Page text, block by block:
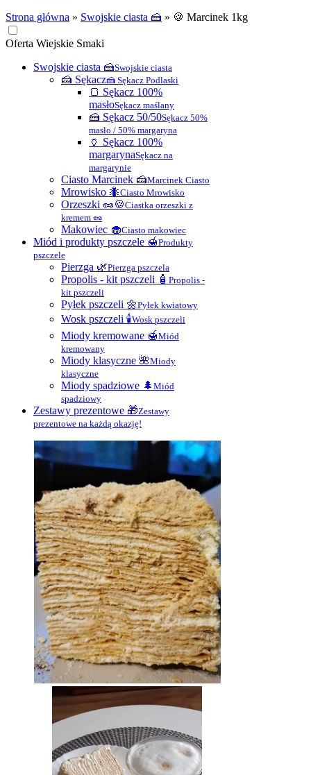
Strona główna » Swojskie ciasta 🍰 » 🍪 Marcinek 1kg
Oferta Wiejskie Smaki
Swojskie ciasta 🍰Swojskie ciasta
🍰 Sękacz🍰 Sękacz Podlaski
🍞 Sękacz 100%
masłoSękacz maślany
🍰 Sękacz 50/50Sękacz 50%
masło / 50% margaryna
🏺 Sękacz 100%
margarynaSękacz na
margarynie
Ciasto Marcinek 🍰Marcinek Ciasto
Mrowisko 🐜Ciasto Mrowisko
Orzeszki 🥜🍪Ciastka orzeszki z
kremem 🥜
Makowiec 🧁Ciasto makowiec
Miód i produkty pszczele 🍯Produkty
pszczele
Pierzga 🌿Pierzga pszczela
Propolis - kit pszczeli 🧴 Propolis -
kit pszczeli
Pyłek pszczeli 🌼Pyłek kwiatowy
Wosk pszczeli 🕯Wosk pszczeli
Miody kremowane 🍯Miód
kremowany
Miody klasyczne 🌺Miody
klasyczne
Miody spadziowe 🌲 Miód
spadziowy
Zestawy prezentowe 🎁Zestawy
prezentowe na każdą okazję!